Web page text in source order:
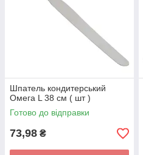
Шпатель кондитерський
Омега L 38 см ( шт )
Готово до відправки
73,98 ₴